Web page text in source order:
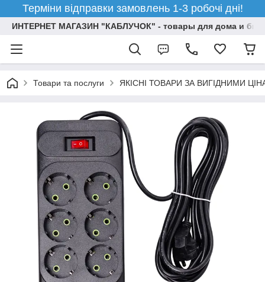
Терміни відправки замовлень 1-3 робочі дні!
ИНТЕРНЕТ МАГАЗИН "КАБЛУЧОК" - товары для дома и
Товари та послуги ЯКІСНІ ТОВАРИ ЗА ВИГІДНИМИ